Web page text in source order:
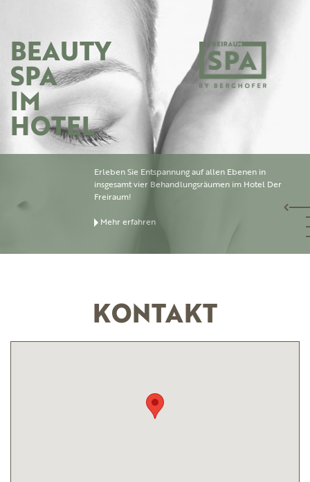
BEAUTY
SPA
IM
HOTEL
Erleben Sie Entspannung auf allen Ebenen in
insgesamt vier Behandlungsräumen im Hotel Der
Freiraum!
Mehr erfahren
KONTAKT